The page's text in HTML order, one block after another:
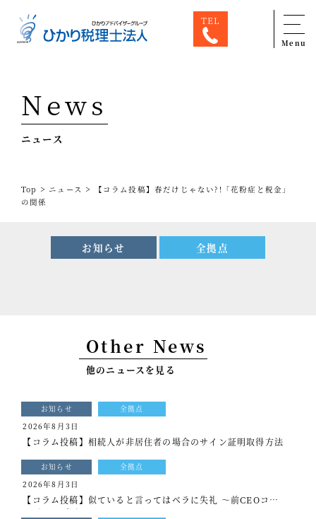
TEL
Menu
専門家一覧
ひかり税理士法人について
サービス
スタッフ紹介
セミナー情報
採用情報
メールマガジン登録
ニュース
News
ニュース
Top > ニュース >
【コラム投稿】春だけじゃない?!「花粉症と税金」
の関係
お知らせ 全拠点
Other News
他のニュースを見る
お知らせ 全拠点
2026年8月3日
【コラム投稿】相続人が非居住者の場合のサイン証明取得方法
お知らせ 全拠点
2026年8月3日
【コラム投稿】似ていると言ってはベラに失礼 ～前CEOコラ
ム[もっと光を]vol.339